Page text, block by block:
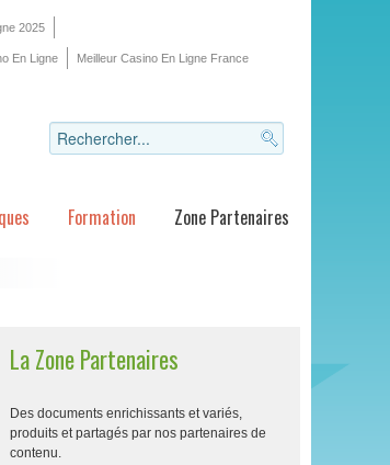
2025
En Ligne Meilleur Casino En Ligne France
Formation Zone Partenaires
La Zone Partenaires
Des documents enrichissants et variés,
produits et partagés par nos partenaires de
contenu.